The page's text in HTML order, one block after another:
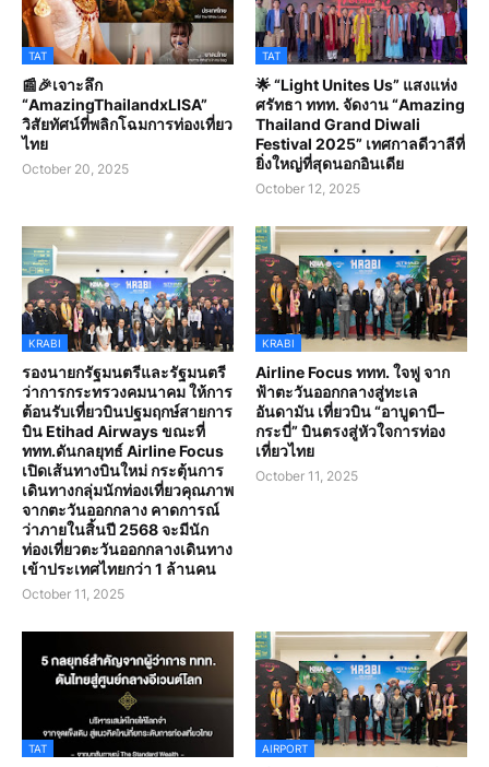
TAT
📰🎉เจาะลึก
“AmazingThailandxLISA”
วิสัยทัศน์ที่พลิกโฉมการท่องเที่ยว
ไทย
October 20, 2025
TAT
🌟 “Light Unites Us” แสงแห่ง
ศรัทธา ททท. จัดงาน “Amazing
Thailand Grand Diwali
Festival 2025” เทศกาลดีวาลีที่
ยิ่งใหญ่ที่สุดนอกอินเดีย
October 12, 2025
KRABI
รองนายกรัฐมนตรีและรัฐมนตรี
ว่าการกระทรวงคมนาคม ให้การ
ต้อนรับเที่ยวบินปฐมฤกษ์สายการ
บิน Etihad Airways ขณะที่
ททท.ดันกลยุทธ์ Airline Focus
เปิดเส้นทางบินใหม่ กระตุ้นการ
เดินทางกลุ่มนักท่องเที่ยวคุณภาพ
จากตะวันออกกลาง คาดการณ์
ว่าภายในสิ้นปี 2568 จะมีนัก
ท่องเที่ยวตะวันออกกลางเดินทาง
เข้าประเทศไทยกว่า 1 ล้านคน
October 11, 2025
KRABI
Airline Focus ททท. ใจฟู จาก
ฟ้าตะวันออกกลางสู่ทะเล
อันดามัน เที่ยวบิน “อาบูดาบี–
กระบี่” บินตรงสู่หัวใจการท่อง
เที่ยวไทย
October 11, 2025
TAT AIRPORT